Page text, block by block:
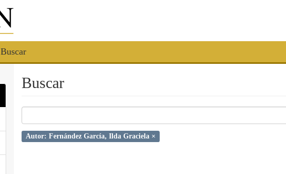
Buscar
Buscar
Autor: Fernández García, Ilda Graciela ×